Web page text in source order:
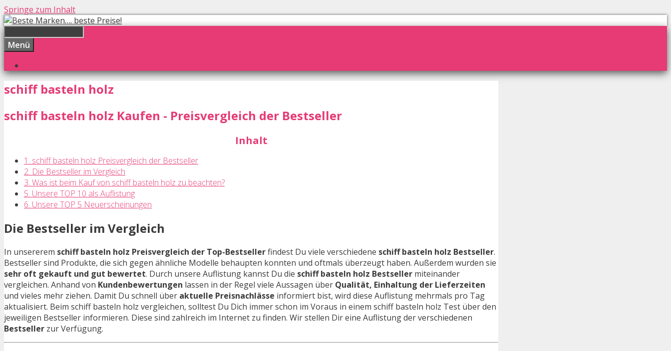
Springe zum Inhalt
Menü
schiff basteln holz
schiff basteln holz Kaufen - Preisvergleich der Bestseller
Inhalt
1. schiff basteln holz Preisvergleich der Bestseller
2. Die Bestseller im Vergleich
3. Was ist beim Kauf von schiff basteln holz zu beachten?
5. Unsere TOP 10 als Auflistung
6. Unsere TOP 5 Neuerscheinungen
Die Bestseller im Vergleich
In unsererem schiff basteln holz Preisvergleich der Top-Bestsellerfindest Du viele verschiedene schiff basteln holz Bestseller.
Bestseller sind Produkte, die sich gegen ähnliche Modelle behaupten konnten und oftmals überzeugt haben. Außerdem wurden sie
sehr oft gekauft und gut bewertet. Durch unsere Auflistung kannst Du die schiff basteln holz Bestseller miteinander
vergleichen. Anhand von Kundenbewertungen lassen in der Regel viele Aussagen über Qualität, Einhaltung der Lieferzeiten
und vieles mehr ziehen. Damit Du schnell über aktuelle Preisnachlässe informiert bist, wird diese Auflistung mehrmals pro Tag
aktualisiert. Beim schiff basteln holz vergleichen, solltest Du Dich immer schon im Voraus in einem schiff basteln holz Test über den
jeweiligen Bestseller informieren. Diese sind zahlreich im Internet zu finden. Wir stellen Dir eine Auflistung der verschiedenen
Bestseller zur Verfügung.